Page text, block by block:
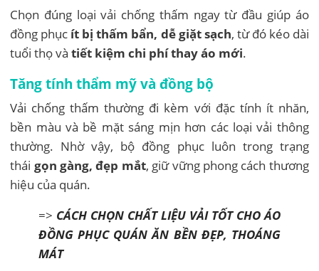
Chọn đúng loại vải chống thấm ngay từ đầu giúp áo
đồng phục ít bị thấm bẩn, dễ giặt sạch, từ đó kéo dài
tuổi thọ vàtiết kiệm chi phí thay áo mới.
Tăng tính thẩm mỹ và đồng bộ
Vải chống thấm thường đi kèm với đặc tính ít nhăn,
bền màu và bề mặt sáng mịn hơn các loại vải thông
thường. Nhờ vậy, bộ đồng phục luôn trong trạng
thái gọn gàng, đẹp mắt, giữ vững phong cách thương
hiệu của quán.
=> CÁCH CHỌN CHẤT LIỆU VẢI TỐT CHO ÁO
ĐỒNG PHỤC QUÁN ĂN BỀN ĐẸP, THOÁNG
MÁT